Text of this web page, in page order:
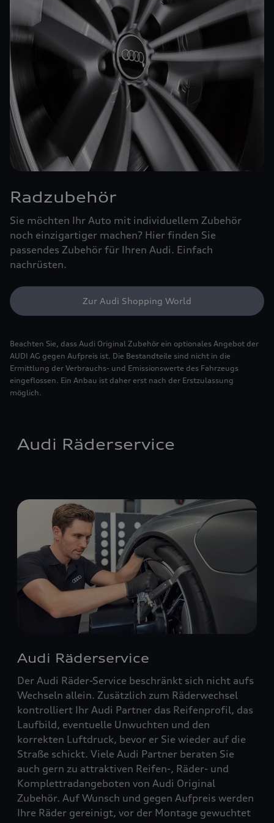
Radzubehör
Sie möchten Ihr Auto mit individuellem Zubehör
noch einzigartiger machen? Hier finden Sie
passendes Zubehör für Ihren Audi. Einfach
nachrüsten.
Zur Audi Shopping World
Beachten Sie, dass Audi Original Zubehör ein optionales Angebot der
AUDI AG gegen Aufpreis ist. Die Bestandteile sind nicht in die
Ermittlung der Verbrauchs- und Emissionswerte des Fahrzeugs
eingeflossen. Ein Anbau ist daher erst nach der Erstzulassung
möglich.
Audi Räderservice
Audi Räderservice
Der Audi Räder-Service beschränkt sich nicht aufs
Wechseln allein. Zusätzlich zum Räderwechsel
kontrolliert Ihr Audi Partner das Reifenprofil, das
Laufbild, eventuelle Unwuchten und den
korrekten Luftdruck, bevor er Sie wieder auf die
Straße schickt. Viele Audi Partner beraten Sie
auch gern zu attraktiven Reifen-, Räder- und
Komplettradangeboten von Audi Original
Zubehör. Auf Wunsch und gegen Aufpreis werden
Ihre Räder gereinigt, vor der Montage gewuchtet